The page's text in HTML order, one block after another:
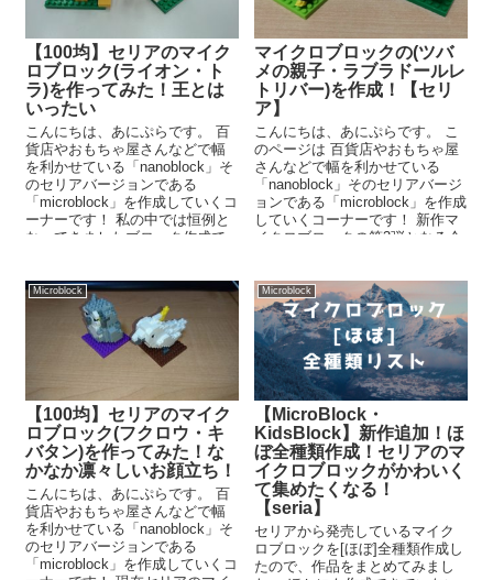
【100均】セリアのマイク
ロブロック(ライオン・ト
ラ)を作ってみた！王とは
いったい
こんにちは、あにぷらです。 百
貨店やおもちゃ屋さんなどで幅
を利かせている「nanoblock」そ
のセリアバージョンである
「microblock」を作成していくコ
ーナーです！ 私の中では恒例と
なってきましたブロック作成で
マイクロブロックの(ツバ
メの親子・ラブラドールレ
トリバー)を作成！【セリ
ア】
こんにちは、あにぷらです。 こ
のページは 百貨店やおもちゃ屋
さんなどで幅を利かせている
「nanoblock」そのセリアバージ
ョンである「microblock」を作成
していくコーナーです！ 新作マ
イクロブロックの第3弾となる今
Microblock
【100均】セリアのマイク
ロブロック(フクロウ・キ
バタン)を作ってみた！な
かなか凛々しいお顔立ち！
こんにちは、あにぷらです。 百
貨店やおもちゃ屋さんなどで幅
を利かせている「nanoblock」そ
のセリアバージョンである
「microblock」を作成していくコ
Microblock
【MicroBlock・
KidsBlock】新作追加！ほ
ぼ全種類作成！セリアのマ
イクロブロックがかわいく
て集めたくなる！
【seria】
セリアから発売しているマイク
ロブロックを[ほぼ]全種類作成し
たので、作品をまとめてみまし